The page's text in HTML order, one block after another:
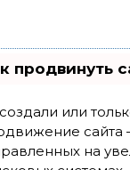
продвинуть
или
сайта
на